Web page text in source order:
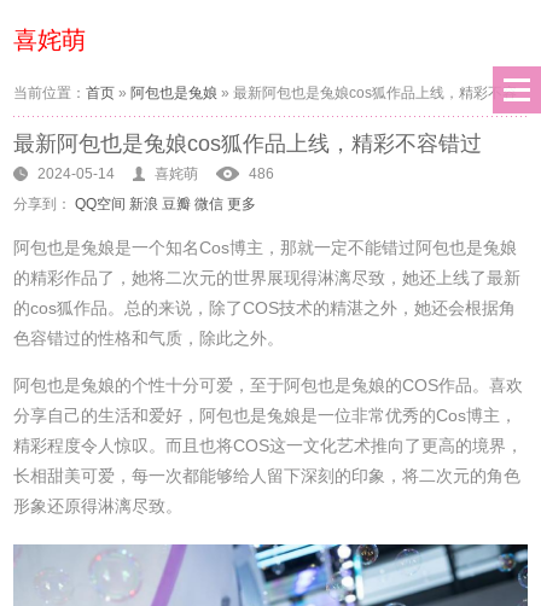
喜姹萌
当前位置：首页 » 阿包也是兔娘 »最新阿包也是兔娘cos狐作品上线，精彩不容
错过
最新阿包也是兔娘cos狐作品上线，精彩不容错过
2024-05-14 喜姹萌
486
分享到： QQ空间 新浪 豆瓣 微信 更多
阿包也是兔娘是一个知名Cos博主，那就一定不能错过阿包也是兔娘
的精彩作品了，她将二次元的世界展现得淋漓尽致，她还上线了最新
的cos狐作品。总的来说，除了COS技术的精湛之外，她还会根据角
色容错过的性格和气质，除此之外。
阿包也是兔娘的个性十分可爱，至于阿包也是兔娘的COS作品。喜欢
分享自己的生活和爱好，阿包也是兔娘是一位非常优秀的Cos博主，
精彩程度令人惊叹。而且也将COS这一文化艺术推向了更高的境界，
长相甜美可爱，每一次都能够给人留下深刻的印象，将二次元的角色
形象还原得淋漓尽致。